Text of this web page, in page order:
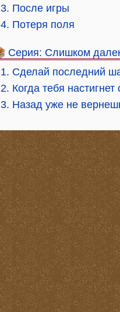
3. После игры
4. Потеря поля
Серия: Слишком
1. Сделай последний
2. Когда тебя настигнет
3. Назад уже не